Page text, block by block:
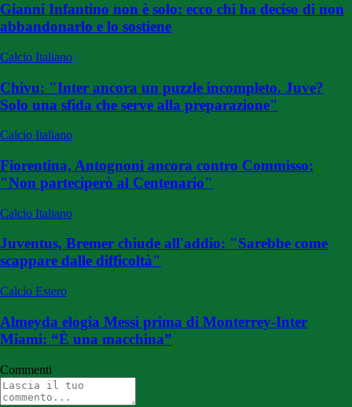
Gianni Infantino non è solo: ecco chi ha deciso di non
abbandonarlo e lo sostiene
Calcio Italiano
Chivu: "Inter ancora un puzzle incompleto. Juve?
Solo una sfida che serve alla preparazione"
Calcio Italiano
Fiorentina, Antognoni ancora contro Commisso:
"Non parteciperò al Centenario"
Calcio Italiano
Juventus, Bremer chiude all'addio: "Sarebbe come
scappare dalle difficoltà"
Calcio Estero
Almeyda elogia Messi prima di Monterrey-Inter
Miami: “È una macchina”
Commenti